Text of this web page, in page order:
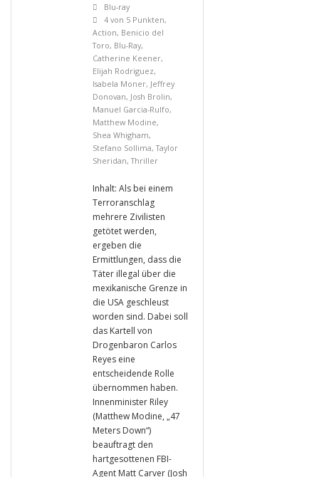
Blu-ray
4 von 5 Punkten,
Action, Benicio del
Toro, Blu-Ray,
Catherine Keener,
Elijah Rodriguez,
Isabela Moner, Jeffrey
Donovan, Josh Brolin,
Manuel Garcia-Rulfo,
Matthew Modine,
Shea Whigham,
Stefano Sollima,Taylor
Sheridan,Thriller
Inhalt: Als bei einem
Terroranschlag
mehrere Zivilisten
getötet werden,
ergeben die
Ermittlungen, dass die
Täter illegal über die
mexikanische Grenze in
die USA geschleust
worden sind. Dabei soll
das Kartell von
Drogenbaron Carlos
Reyes eine
entscheidende Rolle
übernommen haben.
Innenminister Riley
(Matthew Modine, „47
Meters Down“)
beauftragt den
hartgesottenen FBI-
Agent Matt Carver (Josh